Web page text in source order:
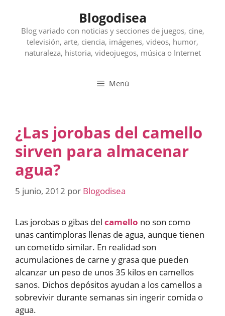
contenido
Blogodisea
Blog variado con noticias y secciones de juegos, cine,
televisión, arte, ciencia, imágenes, videos, humor,
naturaleza, historia, videojuegos, música o Internet
Menú
¿Las jorobas del camello
sirven para almacenar
agua?
5 junio, 2012 por Blogodisea
Las jorobas o gibas del camello no son como
unas cantimploras llenas de agua, aunque tienen
un cometido similar. En realidad son
acumulaciones de carne y grasa que pueden
alcanzar un peso de unos 35 kilos en camellos
sanos. Dichos depósitos ayudan a los camellos a
sobrevivir durante semanas sin ingerir comida o
agua.